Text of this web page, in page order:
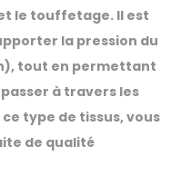
le touffetage. Il est
la pression du
tout en permettant
à travers les
type de tissus, vous
de qualité